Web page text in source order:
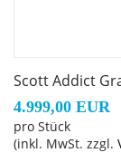
Scott Addict
4.999,00 EUR
pro Stück
(inkl. MwSt. zzgl.